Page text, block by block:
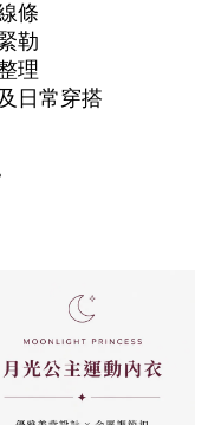
條
勒
理
日常穿搭